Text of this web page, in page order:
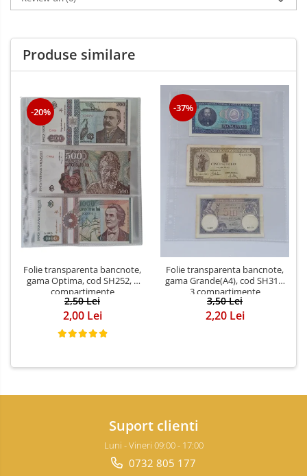
Produse similare
-20%
Folie transparenta bancnote,
gama Optima, cod SH252, 3
compartimente
2,50 Lei
2,00 Lei
-37%
Folie transparenta bancnote,
gama Grande(A4), cod SH312,
3 compartimente
3,50 Lei
2,20 Lei
Suport clienti
Luni - Vineri 09:00 - 17:00
0732 805 177